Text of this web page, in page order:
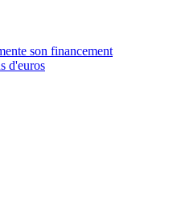
son financement
d'euros